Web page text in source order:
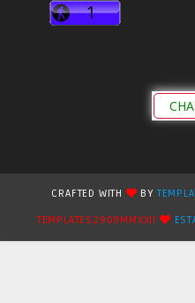
CRAFTED WITH BY
TEMPLATES2909MMXXII